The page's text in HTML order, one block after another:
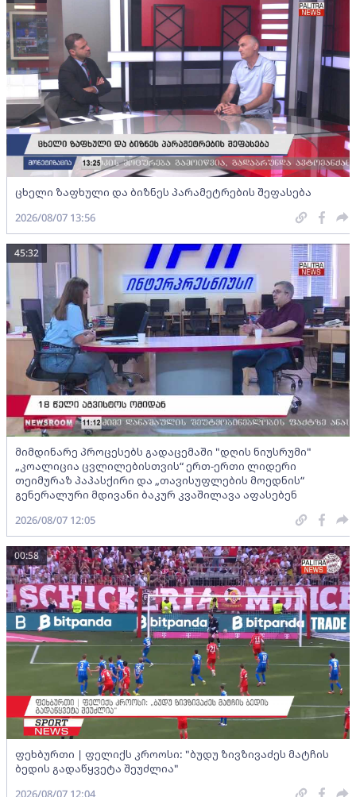
ცხელი ზაფხული და ბიზნეს პარამეტრების შეფასება
2026/08/07 13:56
მიმდინარე პროცესებს გადაცემაში "დღის ნიუსრუმი"
„კოალიცია ცვლილებისთვის“ ერთ-ერთი ლიდერი
თეიმურაზ პაპასქირი და „თავისუფლების მოედნის“
გენერალური მდივანი ბაკურ კვაშილავა აფასებენ
45:32
2026/08/07 12:05
ფეხბურთი | ფელიქს კროოსი: "ბუდუ ზივზივაძეს მატჩის
ბედის გადაწყვეტა შეუძლია"
00:58
2026/08/07 12:04